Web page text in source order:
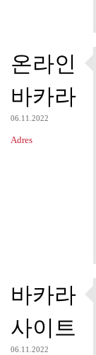
온라인
바카라
06.11.2022
Adres
바카라
사이트
06.11.2022